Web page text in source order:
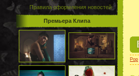
Правила оформления новостей
Премьера Клипа
Pop